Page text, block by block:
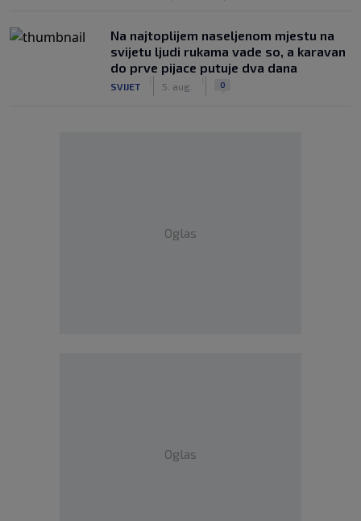
Na najtoplijem naseljenom mjestu na
svijetu ljudi rukama vade so, a karavan
do prve pijace putuje dva dana
SVIJET 5. aug. 0
Oglas
Oglas